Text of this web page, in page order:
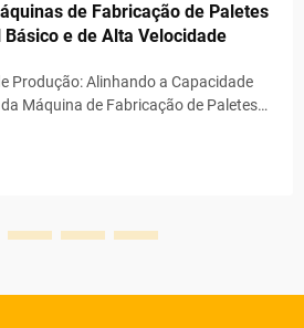
de Fabricação de Paletes
e de Alta Velocidade
Produção: Alinhando a Capacidade
Máquina de Fabricação de Paletes